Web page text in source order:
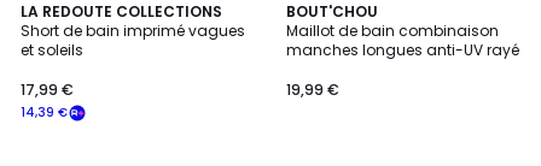
LA REDOUTE COLLECTIONS
Short de bain imprimé vagues
et soleils
14,39 €
17,99 €
BOUT'CHOU
Maillot de bain combinaison
manches longues anti-UV rayé
19,99 €